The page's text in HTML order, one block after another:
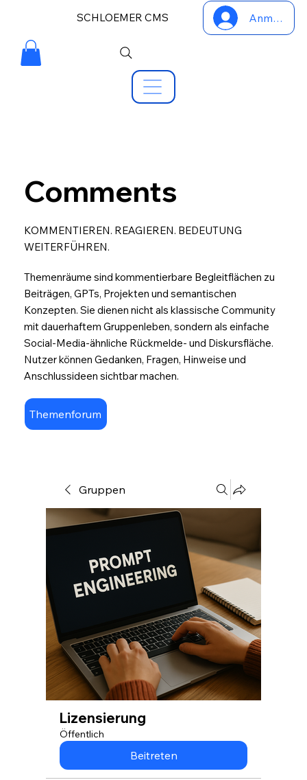
SCHLOEMER CMS Anmelden
Gruppen
Lizensierung
Öffentlich
Beitreten
Comments
KOMMENTIEREN. REAGIEREN. BEDEUTUNG
WEITERFÜHREN.
Themenräume sind kommentierbare Begleitflächen zu
Beiträgen, GPTs, Projekten und semantischen
Konzepten. Sie dienen nicht als klassische Community
mit dauerhaftem Gruppenleben, sondern als einfache
Social-Media-ähnliche Rückmelde- und Diskursfläche.
Nutzer können Gedanken, Fragen, Hinweise und
Anschlussideen sichtbar machen.
Themenforum